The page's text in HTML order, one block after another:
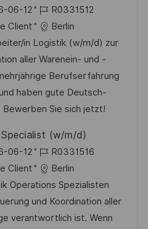
06-12
R
é
f
é
r
e
n
e
d
u
p
o
s
R0331512
Client
Berlin
in Logistik (w/m/d) zur
aller Warenein- und -
Berufserfahrung
haben gute Deutsch-
Bewerben Sie sich jetzt!
(w/m/d)
06-12
R
é
f
é
r
R0331516
Client
Berlin
Operations Spezialisten
und Koordination aller
verantwortlich ist. Wenn